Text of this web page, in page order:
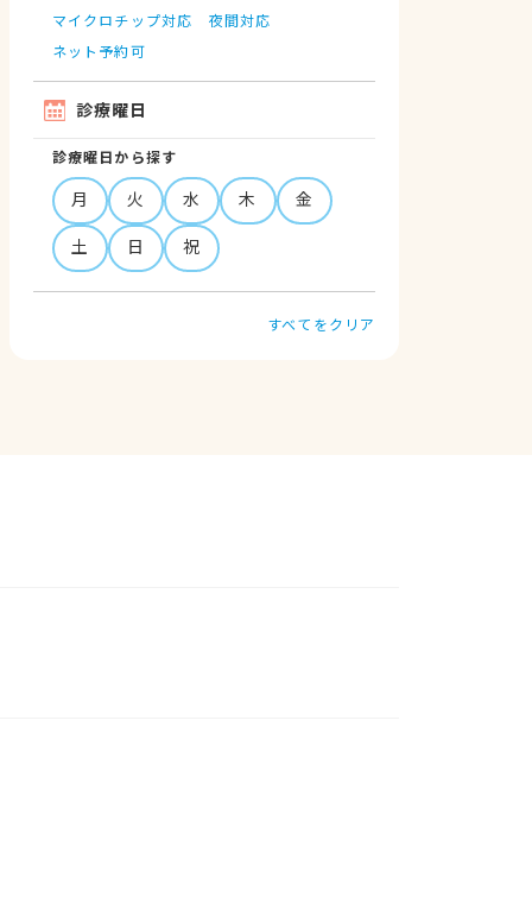
マイクロチップ対応
夜間対応
ネット予約可
診療曜日
診療曜日から探す
月 火 水 木
金
土
日 祝
すべてをクリア